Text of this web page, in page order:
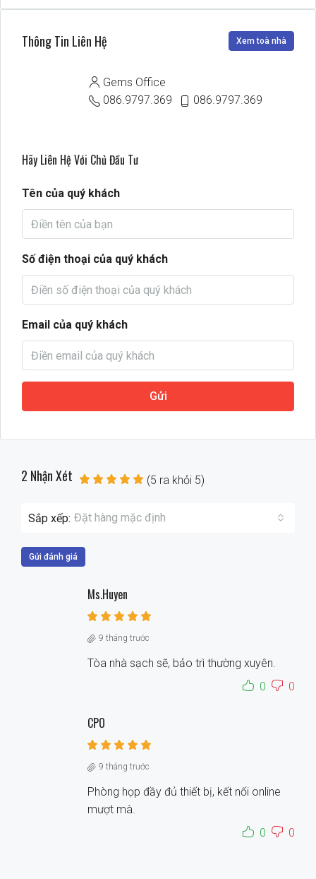
Thông Tin Liên Hệ Xem toà nhà
Gems Office
086.9797.369
086.9797.369
Hãy Liên Hệ Với Chủ Đầu Tư
Tên của quý khách
Số điện thoại của quý khách
Email của quý khách
Gửi
2 Nhận Xét (5 ra khỏi 5)
Sắp xếp: Đặt hàng mặc định
Gửi đánh giá
Ms.Huyen
9 tháng trước
Tòa nhà sạch sẽ, bảo trì thường xuyên.
0
0
CPO
9 tháng trước
Phòng họp đầy đủ thiết bị, kết nối online
mượt mà.
0
0